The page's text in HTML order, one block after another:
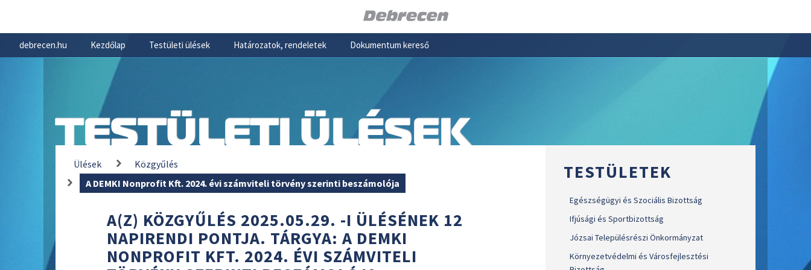
debrecen.hu Kezdőlap Testületi ülések Határozatok, rendeletek Dokumentum kereső
TESTÜLETI ÜLÉSEK
Ülések
Közgyűlés
A DEMKI Nonprofit Kft. 2024. évi számviteli törvény szerinti beszámolója
A(Z) KÖZGYŰLÉS 2025.05.29. -I ÜLÉSÉNEK 12
NAPIRENDI PONTJA. TÁRGYA: A DEMKI
NONPROFIT KFT. 2024. ÉVI SZÁMVITELI
TESTÜLETEK
Egészségügyi és Szociális Bizottság
Ifjúsági és Sportbizottság
Józsai Településrészi Önkormányzat
Környezetvédelmi és Városfejlesztési